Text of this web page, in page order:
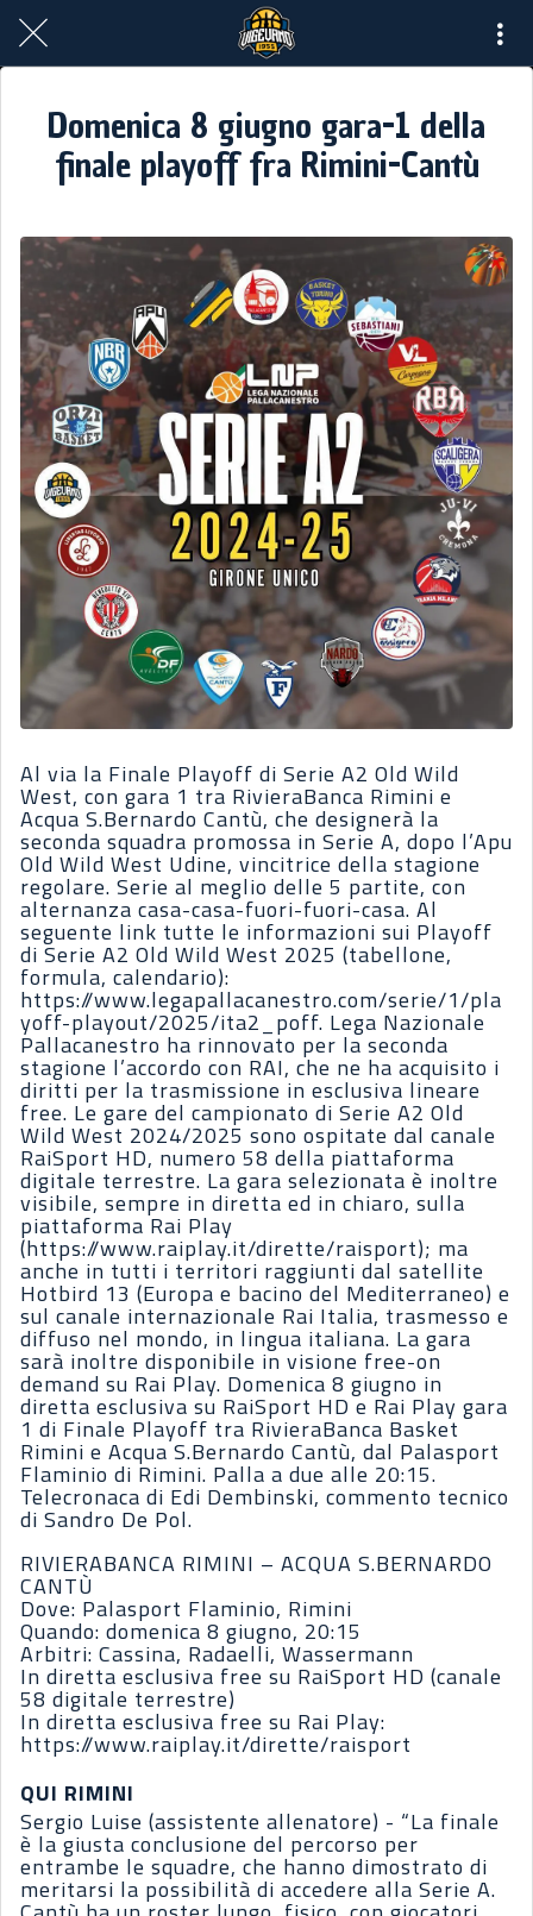
Domenica 8 giugno gara-1 della
finale playoff fra Rimini-Cantù
Al via la Finale Playoff di Serie A2 Old Wild
West, con gara 1 tra RivieraBanca Rimini e
Acqua S.Bernardo Cantù, che designerà la
seconda squadra promossa in Serie A, dopo l’Apu
Old Wild West Udine, vincitrice della stagione
regolare. Serie al meglio delle 5 partite, con
alternanza casa-casa-fuori-fuori-casa. Al
seguente link tutte le informazioni sui Playoff
di Serie A2 Old Wild West 2025 (tabellone,
formula, calendario):
https://www.legapallacanestro.com/serie/1/pla
yoff-playout/2025/ita2_poff. Lega Nazionale
Pallacanestro ha rinnovato per la seconda
stagione l’accordo con RAI, che ne ha acquisito i
diritti per la trasmissione in esclusiva lineare
free. Le gare del campionato di Serie A2 Old
Wild West 2024/2025 sono ospitate dal canale
RaiSport HD, numero 58 della piattaforma
digitale terrestre. La gara selezionata è inoltre
visibile, sempre in diretta ed in chiaro, sulla
piattaforma Rai Play
(https://www.raiplay.it/dirette/raisport); ma
anche in tutti i territori raggiunti dal satellite
Hotbird 13 (Europa e bacino del Mediterraneo) e
sul canale internazionale Rai Italia, trasmesso e
diffuso nel mondo, in lingua italiana. La gara
sarà inoltre disponibile in visione free-on
demand su Rai Play. Domenica 8 giugno in
diretta esclusiva su RaiSport HD e Rai Play gara
1 di Finale Playoff tra RivieraBanca Basket
Rimini e Acqua S.Bernardo Cantù, dal Palasport
Flaminio di Rimini. Palla a due alle 20:15.
Telecronaca di Edi Dembinski, commento tecnico
di Sandro De Pol.
RIVIERABANCA RIMINI – ACQUA S.BERNARDO
CANTÙ
Dove: Palasport Flaminio, Rimini
Quando: domenica 8 giugno, 20:15
Arbitri: Cassina, Radaelli, Wassermann
In diretta esclusiva free su RaiSport HD (canale
58 digitale terrestre)
In diretta esclusiva free su Rai Play:
https://www.raiplay.it/dirette/raisport
QUI RIMINI
Sergio Luise (assistente allenatore) - “La finale
è la giusta conclusione del percorso per
entrambe le squadre, che hanno dimostrato di
meritarsi la possibilità di accedere alla Serie A.